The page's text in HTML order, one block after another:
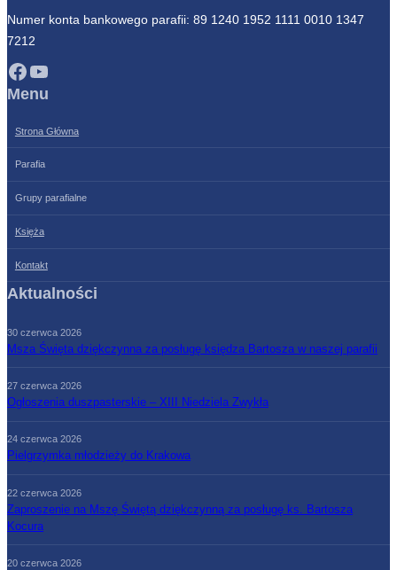
Numer konta bankowego parafii: 89 1240 1952 1111 0010 1347
7212
Facebook YouTube
Menu
Strona Główna
Parafia
Grupy parafialne
Księża
Kontakt
Aktualności
30 czerwca 2026
Msza Święta dziękczynna za posługę księdza Bartosza w naszej parafii
27 czerwca 2026
Ogłoszenia duszpasterskie – XIII Niedziela Zwykła
24 czerwca 2026
Pielgrzymka młodzieży do Krakowa
22 czerwca 2026
Zaproszenie na Mszę Świętą dziękczynną za posługę ks. Bartosza
Kocura
20 czerwca 2026